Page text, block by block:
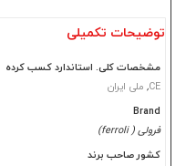
توضیحات تکمیلی
مشخصات کلی. استاندارد کسب کرده
CE
, ملی ایران
Brand
فرولی ( ferroli)
کشور صاحب برند